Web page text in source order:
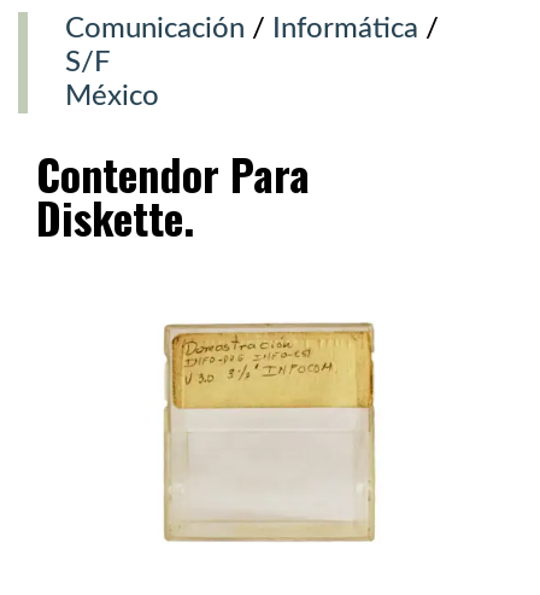
Comunicación / Informática /
S/F
México
Contendor Para
Diskette.